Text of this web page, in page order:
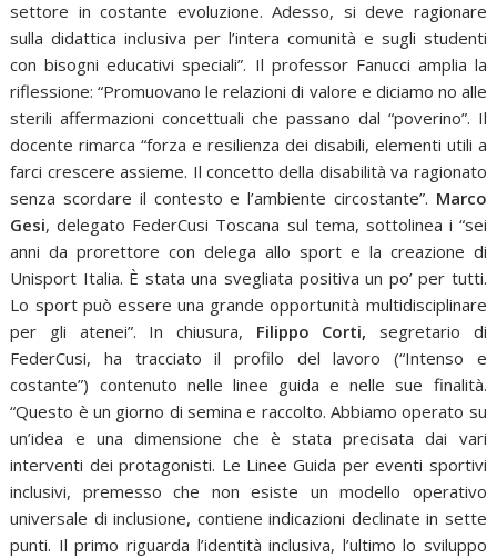
settore in costante evoluzione. Adesso, si deve ragionare
sulla didattica inclusiva per l’intera comunità e sugli studenti
con bisogni educativi speciali”. Il professor Fanucci amplia la
riflessione: “Promuovano le relazioni di valore e diciamo no alle
sterili affermazioni concettuali che passano dal “poverino”. Il
docente rimarca “forza e resilienza dei disabili, elementi utili a
farci crescere assieme. Il concetto della disabilità va ragionato
senza scordare il contesto e l’ambiente circostante”. Marco
Gesi, delegato FederCusi Toscana sul tema, sottolinea i “sei
anni da prorettore con delega allo sport e la creazione di
Unisport Italia. È stata una svegliata positiva un po’ per tutti.
Lo sport può essere una grande opportunità multidisciplinare
per gli atenei”. In chiusura, Filippo Corti, segretario di
FederCusi, ha tracciato il profilo del lavoro (“Intenso e
costante”) contenuto nelle linee guida e nelle sue finalità.
“Questo è un giorno di semina e raccolto. Abbiamo operato su
un’idea e una dimensione che è stata precisata dai vari
interventi dei protagonisti. Le Linee Guida per eventi sportivi
inclusivi, premesso che non esiste un modello operativo
universale di inclusione, contiene indicazioni declinate in sette
punti. Il primo riguarda l’identità inclusiva, l’ultimo lo sviluppo